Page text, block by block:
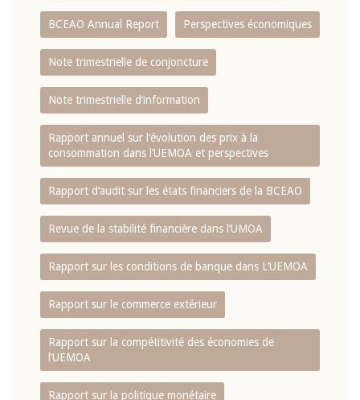
BCEAO Annual Report Perspectives économiques
Note trimestrielle de conjoncture
Note trimestrielle d‘information
Rapport annuel sur l‘évolution des prix à la
consommation dans l‘UEMOA et perspectives
Rapport d‘audit sur les états financiers de la BCEAO
Revue de la stabilité financière dans l‘UMOA
Rapport sur les conditions de banque dans L‘UEMOA
Rapport sur le commerce extérieur
Rapport sur la compétitivité des économies de
l‘UEMOA
Rapport sur la politique monétaire